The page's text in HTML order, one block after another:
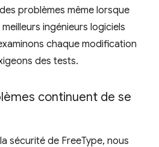
problèmes même lorsque
ingénieurs logiciels
chaque modification
des tests.
continuent de se
sécurité de FreeType, nous